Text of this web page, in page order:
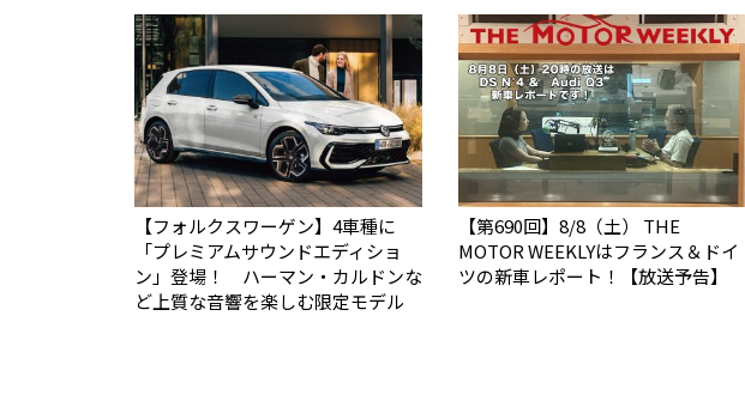
【フォルクスワーゲン】4車種に
「プレミアムサウンドエディショ
ン」登場！ ハーマン・カルドンな
ど上質な音響を楽しむ限定モデル
【第690回】8/8（土） THE
MOTOR WEEKLYはフランス＆ドイ
ツの新車レポート！【放送予告】